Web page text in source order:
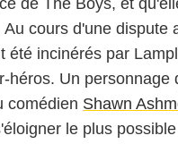
de The Boys, et
cours d'une dispute
été incinérés par
héros. Un personnage
comédien Shawn
le plus